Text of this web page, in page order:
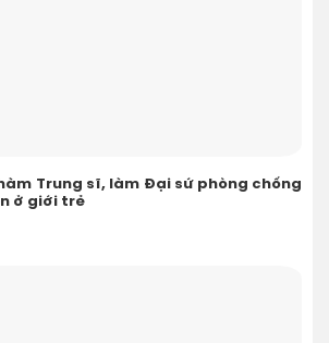
Trung sĩ, làm Đại sứ phòng chống
ở giới trẻ